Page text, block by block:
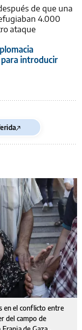
de que una
4.000
ataque
introducir
en el conflicto entre
del campo de